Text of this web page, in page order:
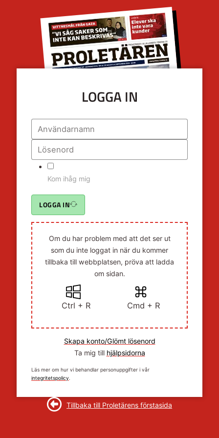
LOGGA IN
Kom ihåg mig
LOGGA IN
Om du har problem med att det ser ut
som du inte loggat in när du kommer
tillbaka till webbplatsen, pröva att ladda
om sidan.
Ctrl + R Cmd + R
Skapa konto/Glömt lösenord
Ta mig till hjälpsidorna
Läs mer om hur vi behandlar personuppgifter i vår
integritetspolicy.
Tillbaka till Proletärens förstasida